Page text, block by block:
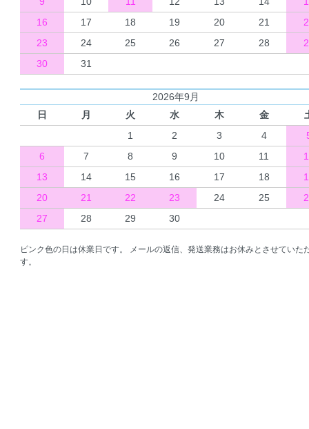
16
17 18 19 20 21
23
24 25 26 27 28
30
31
2026年9月
日
月 火 水 木 金
1
2 3 4
6
7 8 9 10 11
13
14 15 16 17 18
20
21 22 23 24 25
27
28 29 30
ピンク色の日は休業日です。 メールの返信、発送業務はお休みとさせていた
す。